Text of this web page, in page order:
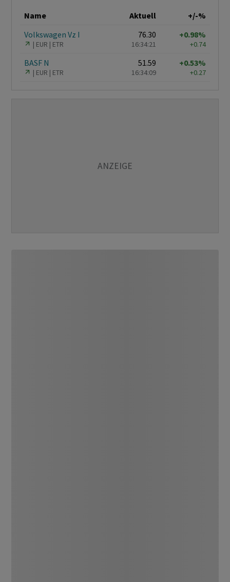
Name Aktuell
+/-%
Volkswagen Vz I
EUR ETR
76.30
16:34:21
+0.98%
+0.74
BASF N
EUR ETR
51.59
16:34:09
+0.53%
+0.27